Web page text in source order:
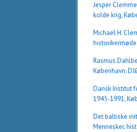
Jesper
kolde krig,
Michael H.
historikermøde
Rasmus
København:
Dansk Institut
1945-1991,
Det baltiske
Mennesker,